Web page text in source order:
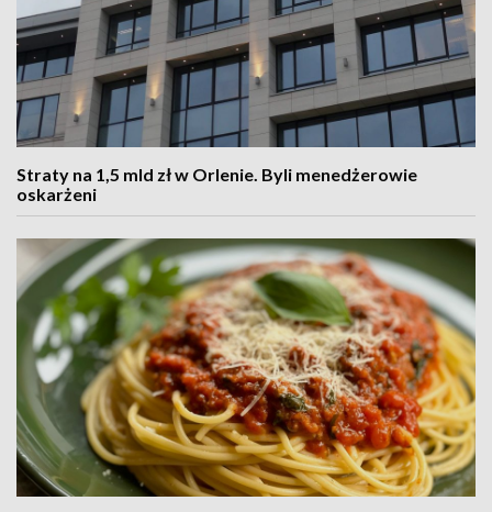
Straty na 1,5 mld zł w Orlenie. Byli menedżerowie
oskarżeni